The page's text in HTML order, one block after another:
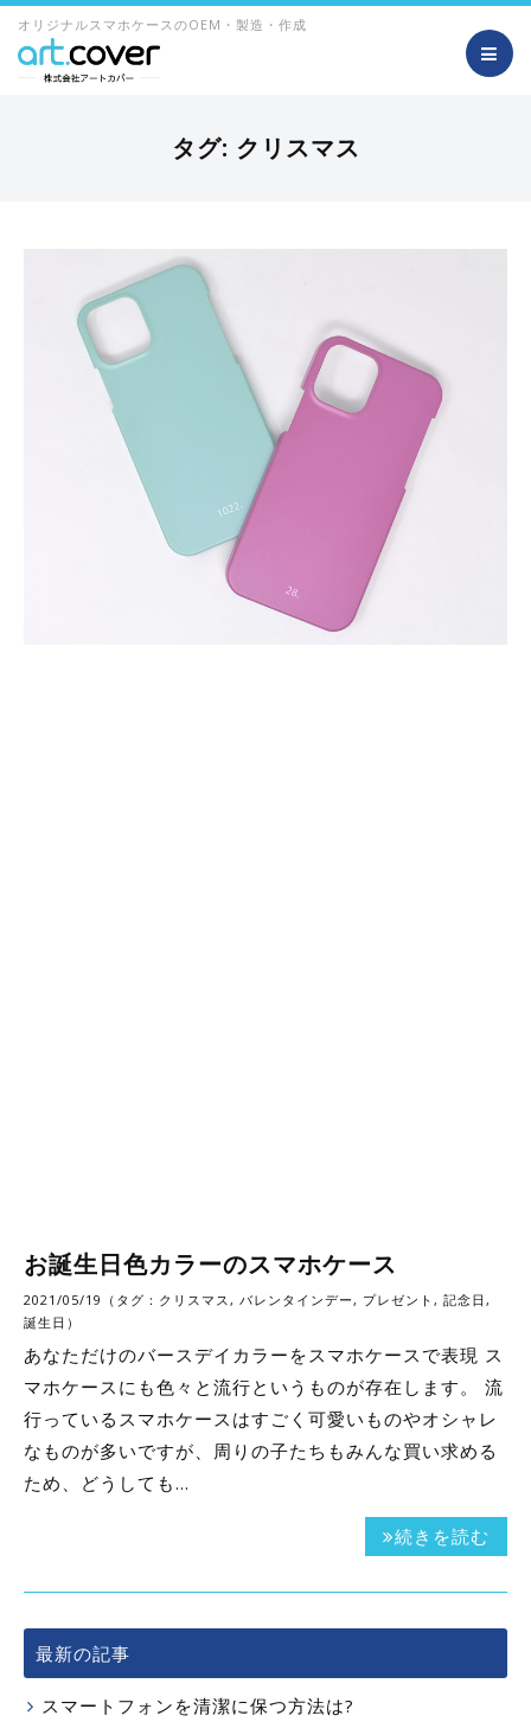
オリジナルスマホケースのOEM・製造・作成
タグ: クリスマス
お誕生日色カラーのスマホケース
2021/05/19（タグ： クリスマス, バレンタインデー, プレゼント , 記念日 ,
誕生日 ）
あなただけのバースデイカラーをスマホケースで表現 ス
マホケースにも色々と流行というものが存在します。 流
行っているスマホケースはすごく可愛いものやオシャレ
なものが多いですが、周りの子たちもみんな買い求める
ため、どうしても…
続きを読む
最新の記事
スマートフォンを清潔に保つ方法は?